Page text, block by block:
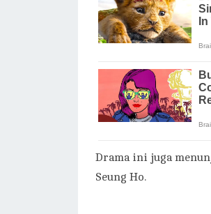
Drama ini juga
Seung Ho.